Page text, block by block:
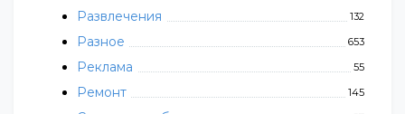
Развлечения 132
Разное 653
Реклама 55
Ремонт 145